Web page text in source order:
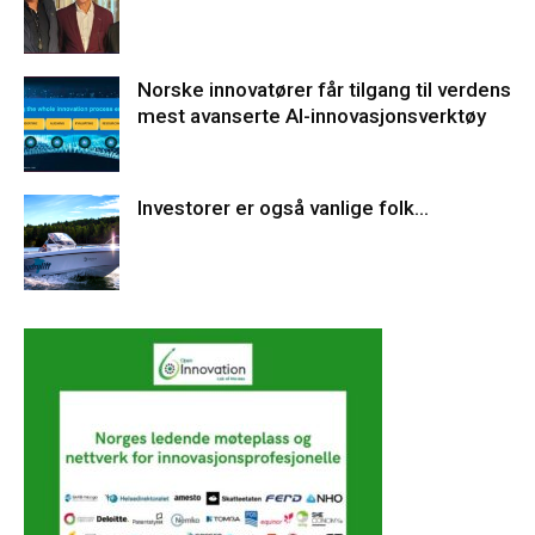
Norske innovatører får tilgang til verdens
mest avanserte AI-innovasjonsverktøy
Investorer er også vanlige folk…